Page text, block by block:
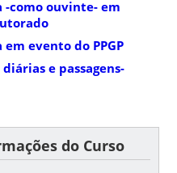
-como ouvinte- em
evento do PPGP
e passagens-
do Curso